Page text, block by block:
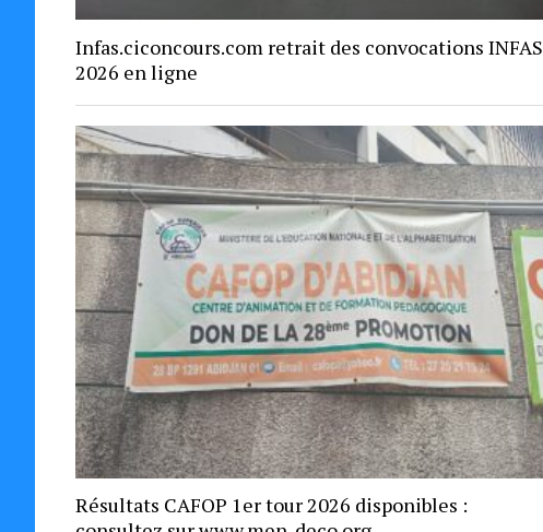
Infas.ciconcours.com retrait des convocations INFAS
2026 en ligne
Résultats CAFOP 1er tour 2026 disponibles :